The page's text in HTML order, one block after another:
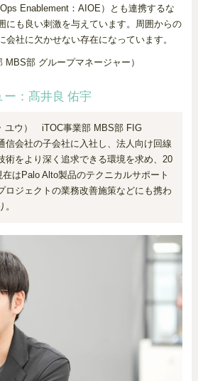
Enablement：AIOE）とも連携するな
にも良い刺激を与えています。周囲からの
会社に欠かせない存在になっています。
部 グループマネージャー）
：髙井良 佑宇
ユウ） iTOC事業部 MBS部 FIG
信会社の子会社に入社し、法人向け回線
術をより深く追求できる環境を求め、20
はPalo Alto製品のテクニカルサポート
ロジェクトの業務改善施策などにも携わ